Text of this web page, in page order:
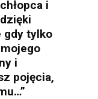
i
gdy tylko
i
pojęcia,